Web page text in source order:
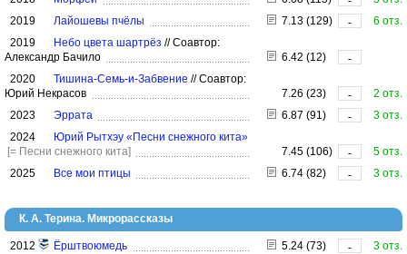
2019
Лайошевы пчёлы 7.13 (129) -
6 отз.
2019
Небо цвета шартрёз //Соавтор:
Александр Бачило
6.42 (12)
-
2020
Тишина-Семь-и-Забвение //Соавтор:
Юрий Некрасов
7.26 (23) -
2 отз.
2023
Эррата 6.87 (91) -
3 отз.
2024
Юрий Рытхэу «Песни снежного кита»
[= Песни снежного кита]
7.45 (106) -
5 отз.
2025
Все мои птицы 6.74 (82) - 3 отз.
К. А. Терина. Микрорассказы
2012 Ёрштвоюмедь 5.24 (73) -
3 отз.